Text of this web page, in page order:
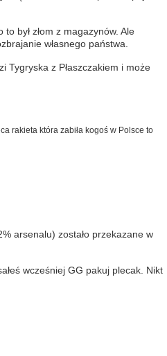
był złom z magazynów. Ale
własnego państwa.
Tygryska z Płaszczakiem i może
rakieta która zabiła kogoś w Polsce to
arsenalu) zostało przekazane w
wcześniej GG pakuj plecak. Nikt